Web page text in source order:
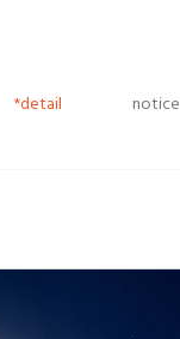
*detail notice